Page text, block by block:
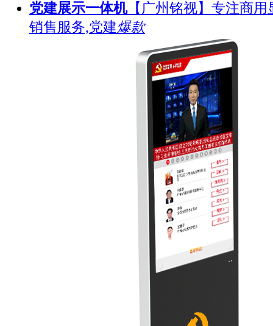
党建展示一体机【广州铭视】专注商用
销售服务,党建爆款